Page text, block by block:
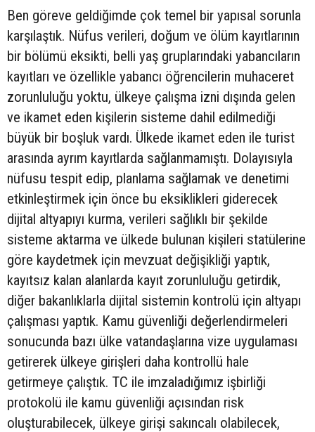
Ben göreve geldiğimde çok temel bir yapısal sorunla
karşılaştık. Nüfus verileri, doğum ve ölüm kayıtlarının
bir bölümü eksikti, belli yaş gruplarındaki yabancıların
kayıtları ve özellikle yabancı öğrencilerin muhaceret
zorunluluğu yoktu, ülkeye çalışma izni dışında gelen
ve ikamet eden kişilerin sisteme dahil edilmediği
büyük bir boşluk vardı. Ülkede ikamet eden ile turist
arasında ayrım kayıtlarda sağlanmamıştı. Dolayısıyla
nüfusu tespit edip, planlama sağlamak ve denetimi
etkinleştirmek için önce bu eksiklikleri giderecek
dijital altyapıyı kurma, verileri sağlıklı bir şekilde
sisteme aktarma ve ülkede bulunan kişileri statülerine
göre kaydetmek için mevzuat değişikliği yaptık,
kayıtsız kalan alanlarda kayıt zorunluluğu getirdik,
diğer bakanlıklarla dijital sistemin kontrolü için altyapı
çalışması yaptık. Kamu güvenliği değerlendirmeleri
sonucunda bazı ülke vatandaşlarına vize uygulaması
getirerek ülkeye girişleri daha kontrollü hale
getirmeye çalıştık. TC ile imzaladığımız işbirliği
protokolü ile kamu güvenliği açısından risk
oluşturabilecek, ülkeye girişi sakıncalı olabilecek,